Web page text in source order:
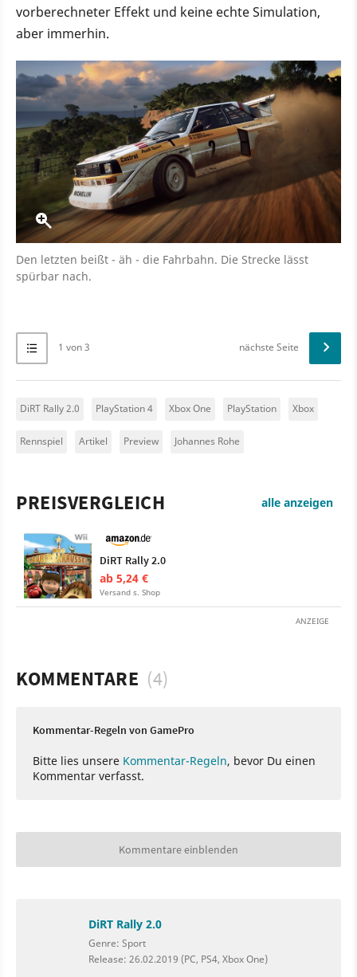
vorberechneter Effekt und keine echte Simulation,
aber immerhin.
Den letzten beißt - äh - die Fahrbahn. Die Strecke lässt
spürbar nach.
1 von 3 nächste Seite
DiRT Rally 2.0 PlayStation 4 Xbox One PlayStation Xbox
Rennspiel Artikel Preview Johannes Rohe
PREISVERGLEICH alle anzeigen
DiRT Rally 2.0
ab 5,24 €
Versand s. Shop
ANZEIGE
KOMMENTARE (4)
Kommentar-Regeln von GamePro
Bitte lies unsere Kommentar-Regeln, bevor Du einen
Kommentar verfasst.
Kommentare einblenden
DiRT Rally 2.0
Genre: Sport
Release: 26.02.2019 (PC, PS4, Xbox One)